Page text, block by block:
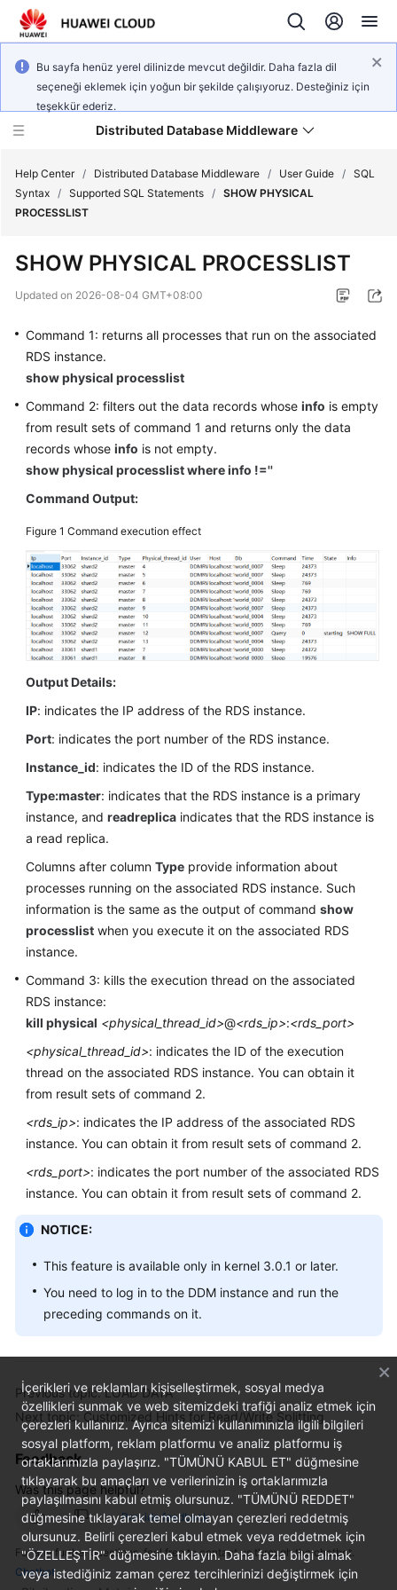
Bu sayfa henüz yerel dilinizde mevcut değildir. Daha fazla dil
seçeneği eklemek için yoğun bir şekilde çalışıyoruz. Desteğiniz için
teşekkür ederiz.
Distributed Database Middleware
Product
Service
Overview
Billing
Getting
Started
Guide
API
Reference
SDK
Reference
Best
Practices
White
Paper
FAQs
Videos
More
Documents
General
Reference
Glossary
Shared
Service
Level
Agreement
White
Endpoints
Help Center / Distributed Database Middleware / User Guide / SQL
Syntax / Supported SQL Statements / SHOW PHYSICAL
PROCESSLIST
SHOW PHYSICAL PROCESSLIST
Updated on 2026-08-04 GMT+08:00
Command 1: returns all processes that run on the associated
RDS instance.
show physical processlist
Command 2: filters out the data records whose info is empty
from result sets of command 1 and returns only the data
records whose info is not empty.
show physical processlist where info !=''
Command Output:
Figure 1 Command execution effect
Output Details:
IP: indicates the IP address of the RDS instance.
Port: indicates the port number of the RDS instance.
Instance_id: indicates the ID of the RDS instance.
Type:master: indicates that the RDS instance is a primary
instance, and readreplica indicates that the RDS instance is
a read replica.
Columns after column Type provide information about
processes running on the associated RDS instance. Such
information is the same as the output of command show
processlist when you execute it on the associated RDS
instance.
Command 3: kills the execution thread on the associated
RDS instance:
kill physical <physical_thread_id>@<rds_ip>:<rds_port>
<physical_thread_id>: indicates the ID of the execution
thread on the associated RDS instance. You can obtain it
from result sets of command 2.
<rds_ip>: indicates the IP address of the associated RDS
instance. You can obtain it from result sets of command 2.
<rds_port>: indicates the port number of the associated RDS
instance. You can obtain it from result sets of command 2.
NOTICE:
This feature is available only in kernel 3.0.1 or later.
You need to log in to the DDM instance and run the
preceding commands on it.
Previous topic: LOAD DATA
Next topic: Customized Hints for Read/Write Splitting
Feedback
Was this page helpful?
Provide feedback
For any further questions, feel free to contact us through the chatbot.
Chatbot
İçerikleri ve reklamları kişiselleştirmek, sosyal medya
özellikleri sunmak ve web sitemizdeki trafiği analiz etmek için
çerezleri kullanırız. Ayrıca sitemizi kullanımınızla ilgili bilgileri
sosyal platform, reklam platformu ve analiz platformu iş
ortaklarımızla paylaşırız. "TÜMÜNÜ KABUL ET" düğmesine
tıklayarak bu amaçları ve verilerinizin iş ortaklarımızla
paylaşılmasını kabul etmiş olursunuz. "TÜMÜNÜ REDDET"
düğmesine tıklayarak temel olmayan çerezleri reddetmiş
olursunuz. Belirli çerezleri kabul etmek veya reddetmek için
"ÖZELLEŞTİR" düğmesine tıklayın. Daha fazla bilgi almak
veya istediğiniz zaman çerez tercihlerinizi değiştirmek için